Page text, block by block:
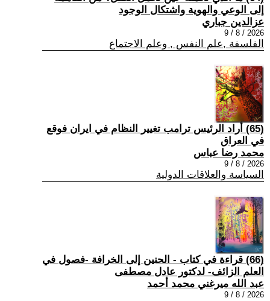
إلى الوعي والهوية واشتكال الوجود
عزالدين جباري
2026 / 8 / 9
الفلسفة ,علم النفس , وعلم الاجتماع
(65) أراد الرئيس ترامب تغيير النظام في ايران فوقع
في العراق
محمد رضا عباس
2026 / 8 / 9
السياسة والعلاقات الدولية
(66) قراءة في كتاب - الحنين إلى الخرافة -فصول في
العلم الزائف- لدكتور عادل مصطفى
عبد الله ميرغني محمد أحمد
2026 / 8 / 9